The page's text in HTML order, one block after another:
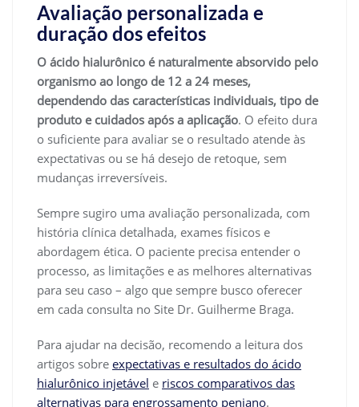
Avaliação personalizada e
duração dos efeitos
O ácido hialurônico é naturalmente absorvido pelo
organismo ao longo de 12 a 24 meses,
dependendo das características individuais, tipo de
produto e cuidados após a aplicação. O efeito dura
o suficiente para avaliar se o resultado atende às
expectativas ou se há desejo de retoque, sem
mudanças irreversíveis.
Sempre sugiro uma avaliação personalizada, com
história clínica detalhada, exames físicos e
abordagem ética. O paciente precisa entender o
processo, as limitações e as melhores alternativas
para seu caso – algo que sempre busco oferecer
em cada consulta no Site Dr. Guilherme Braga.
Para ajudar na decisão, recomendo a leitura dos
artigos sobre expectativas e resultados do ácido
hialurônico injetável e riscos comparativos das
alternativas para engrossamento peniano.